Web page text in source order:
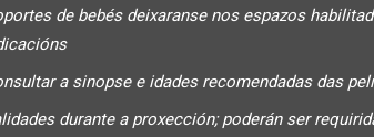
de bebés deixaranse nos espazos
a sinopse e idades recomendadas das
durante a proxección; poderán ser